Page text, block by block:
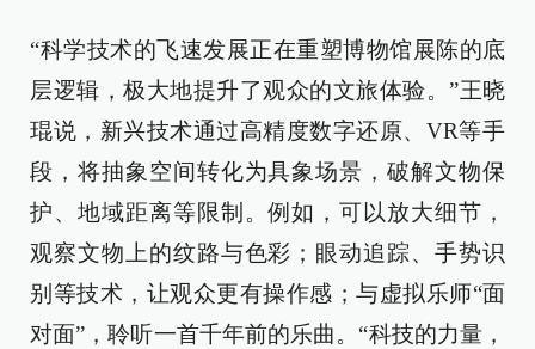
“科学技术的飞速发展正在重塑博物馆展陈的底
层逻辑，极大地提升了观众的文旅体验。”王晓
琨说，新兴技术通过高精度数字还原、VR等手
段，将抽象空间转化为具象场景，破解文物保
护、地域距离等限制。例如，可以放大细节，
观察文物上的纹路与色彩；眼动追踪、手势识
别等技术，让观众更有操作感；与虚拟乐师“面
对面”，聆听一首千年前的乐曲。“科技的力量，